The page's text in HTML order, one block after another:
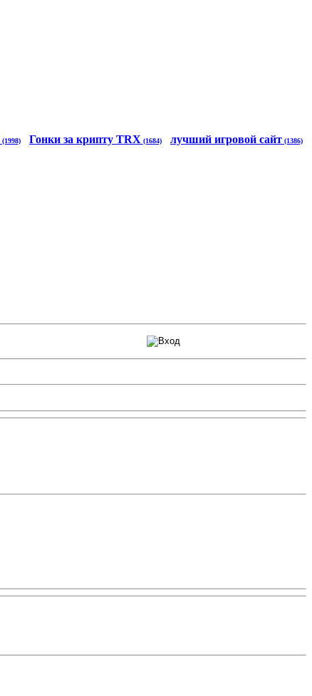
(1998) Гонки за крипту TRX (1684) лучший игровой сайт (1386)